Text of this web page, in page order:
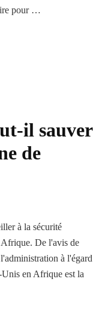
pour …
il sauver
de
à la sécurité
De l'avis de
à l'égard
en Afrique est la